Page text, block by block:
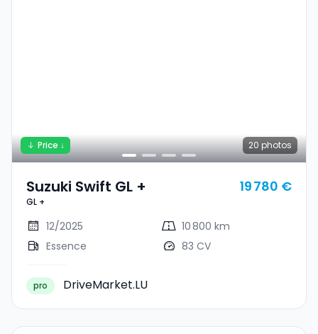
20 photos
Price ↓
Suzuki Swift GL +
GL +
19 780 €
12/2025
10 800 km
Essence
83 CV
pro DriveMarket.LU